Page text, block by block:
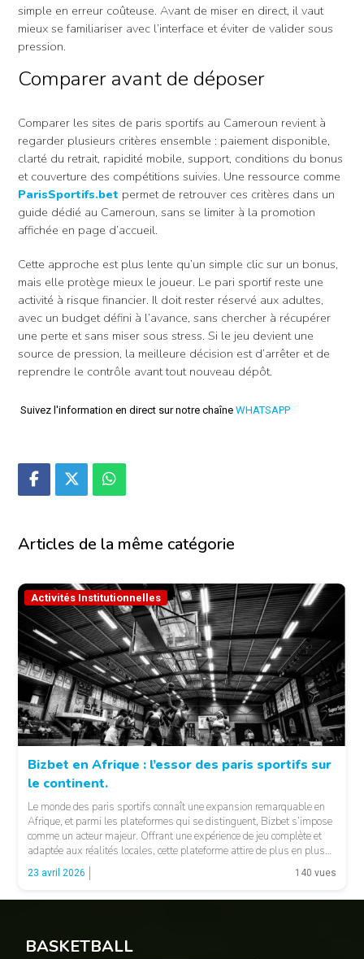
simple en erreur coûteuse. Avant de miser en direct, il vaut
mieux se familiariser avec l’interface et éviter de valider sous
pression.
Comparer avant de déposer
Comparer les sites de paris sportifs au Cameroun revient à
regarder plusieurs critères ensemble : paiement disponible,
clarté du retrait, rapidité mobile, support, conditions du bonus
et couverture des compétitions suivies. Une ressource comme
ParisSportifs.bet permet de retrouver ces critères dans un
guide dédié au Cameroun, sans se limiter à la promotion
affichée en page d’accueil.
Cette approche est plus lente qu’un simple clic sur un bonus,
mais elle protège mieux le joueur. Le pari sportif reste une
activité à risque financier. Il doit rester réservé aux adultes,
avec un budget défini à l’avance, sans chercher à récupérer
une perte et sans miser sous stress. Si le jeu devient une
source de pression, la meilleure décision est d’arrêter et de
reprendre le contrôle avant tout nouveau dépôt.
Suivez l'information en direct sur notre chaîne WHATSAPP
Articles de la même catégorie
Activités Institutionnelles
Bizbet en Afrique : l’essor des paris sportifs sur
le continent.
Le monde des paris sportifs connaît une expansion remarquable en
Afrique, et parmi les plateformes qui se distinguent, Bizbet s’impose
comme un acteur majeur. Offrant une expérience de jeu complète et
adaptée aux réalités locales, cette plateforme attire de plus en plus
de parieurs soucieux de combiner leur passion pour le sport et des
opportunités […]
23 avril 2026 140 vues
BASKETBALL